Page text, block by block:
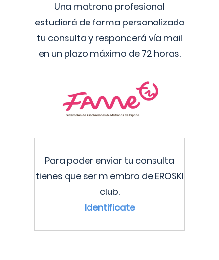
Una matrona profesional
estudiará de forma personalizada
tu consulta y responderá vía mail
en un plazo máximo de 72 horas.
Para poder enviar tu consulta
tienes que ser miembro de EROSKI
club.
Identificate